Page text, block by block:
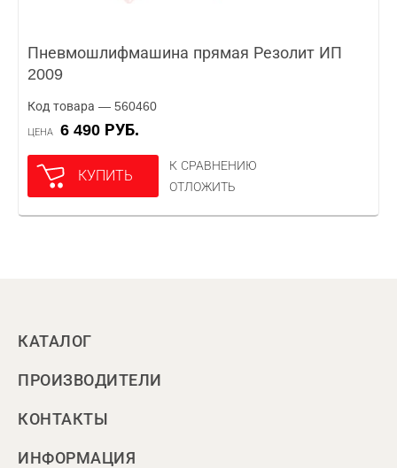
Пневмошлифмашина прямая Резолит ИП
2009
Код товара — 560460
ЦЕНА 6 490 РУБ.
КУПИТЬ
К СРАВНЕНИЮ
ОТЛОЖИТЬ
КАТАЛОГ
ПРОИЗВОДИТЕЛИ
КОНТАКТЫ
ИНФОРМАЦИЯ